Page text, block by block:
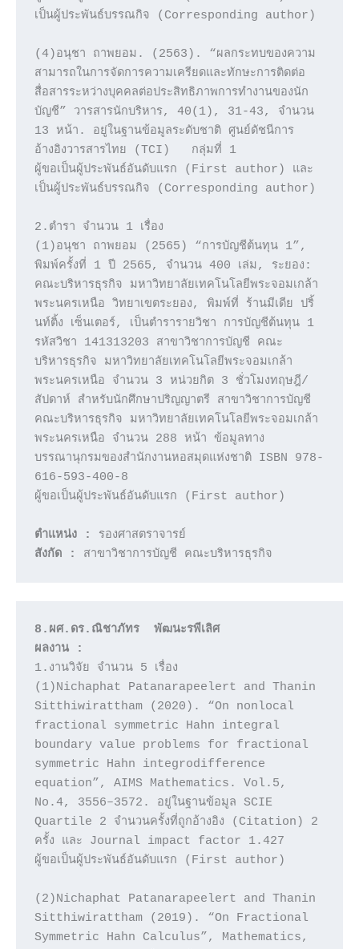
เป็นผู้ประพันธ์บรรณกิจ (Corresponding author)
(4)อนุชา ถาพยอม. (2563). “ผลกระทบของความ
สามารถในการจัดการความเครียดและทักษะการติดต่อ
สื่อสารระหว่างบุคคลต่อประสิทธิภาพการทำงานของนัก
บัญชี” วารสารนักบริหาร, 40(1), 31-43, จำนวน
13 หน้า. อยู่ในฐานข้อมูลระดับชาติ ศูนย์ดัชนีการ
อ้างอิงวารสารไทย (TCI)   กลุ่มที่ 1
ผู้ขอเป็นผู้ประพันธ์อันดับแรก (First author) และ
เป็นผู้ประพันธ์บรรณกิจ (Corresponding author)
2.ตำรา จำนวน 1 เรื่อง
(1)อนุชา ถาพยอม (2565) “การบัญชีต้นทุน 1”,
พิมพ์ครั้งที่ 1 ปี 2565, จำนวน 400 เล่ม, ระยอง:
คณะบริหารธุรกิจ มหาวิทยาลัยเทคโนโลยีพระจอมเกล้า
พระนครเหนือ วิทยาเขตระยอง, พิมพ์ที่ ร้านมีเดีย ปริ้
นท์ติ้ง เซ็นเตอร์, เป็นตำรารายวิชา การบัญชีต้นทุน 1
รหัสวิชา 141313203 สาขาวิชาการบัญชี คณะ
บริหารธุรกิจ มหาวิทยาลัยเทคโนโลยีพระจอมเกล้า
พระนครเหนือ จำนวน 3 หน่วยกิต 3 ชั่วโมงทฤษฎี/
สัปดาห์ สำหรับนักศึกษาปริญญาตรี สาขาวิชาการบัญชี
คณะบริหารธุรกิจ มหาวิทยาลัยเทคโนโลยีพระจอมเกล้า
พระนครเหนือ จำนวน 288 หน้า ข้อมูลทาง
บรรณานุกรมของสำนักงานหอสมุดแห่งชาติ ISBN 978-
616-593-400-8
ผู้ขอเป็นผู้ประพันธ์อันดับแรก (First author)
ตำแหน่ง :
สังกัด :
8.ผศ.ดร.ณิชาภัทร  พัฒนะรพีเลิศ
ผลงาน :
1.งานวิจัย จำนวน 5 เรื่อง
(1)Nichaphat Patanarapeelert and Thanin
Sitthiwirattham (2020). “On nonlocal
fractional symmetric Hahn integral
boundary value problems for fractional
symmetric Hahn integrodifference
equation”, AIMS Mathematics. Vol.5,
No.4, 3556–3572. อยู่ในฐานข้อมูล SCIE
Quartile 2 จำนวนครั้งที่ถูกอ้างอิง (Citation) 2
ครั้ง และ Journal impact factor 1.427
ผู้ขอเป็นผู้ประพันธ์อันดับแรก (First author)
(2)Nichaphat Patanarapeelert and Thanin
Sitthiwirattham (2019). “On Fractional
Symmetric Hahn Calculus”, Mathematics,